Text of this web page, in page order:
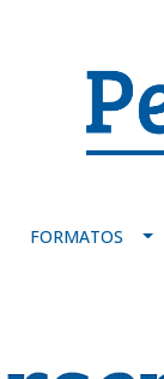
FORMATOS